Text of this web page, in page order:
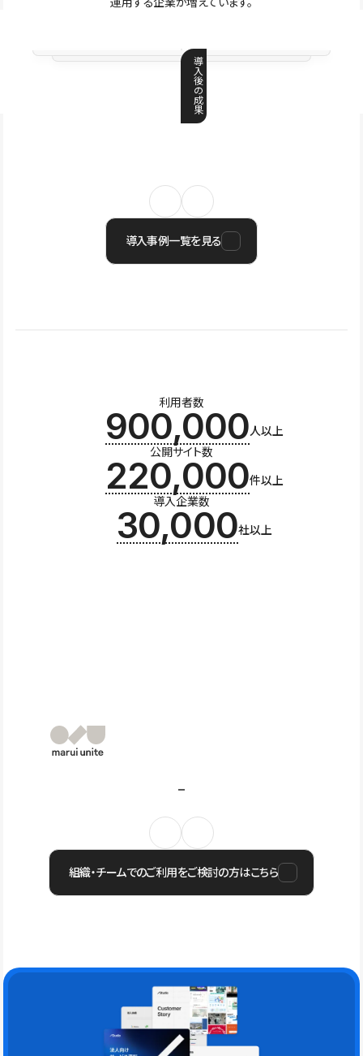
導
入
後
の
成
果
導入事例一覧を見る
利用者数
900,000人以上
公開サイト数
220,000件以上
導入企業数
30,000社以上
組織・チームでのご利用をご検討の方はこちら